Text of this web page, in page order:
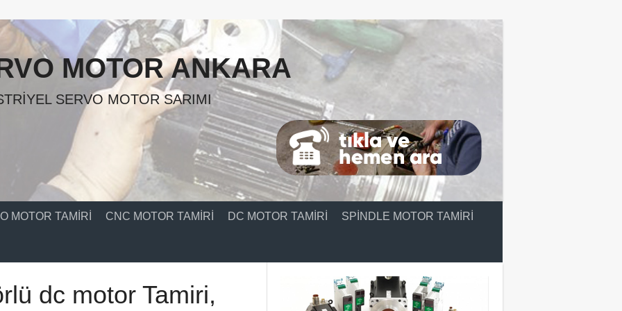
MOTOR ANKARA
SERVO MOTOR SARIMI
MOTOR TAMIRI CNC MOTOR TAMIRI DC MOTOR TAMIRI SPINDLE MOTOR TAMIRI
dc motor Tamiri,